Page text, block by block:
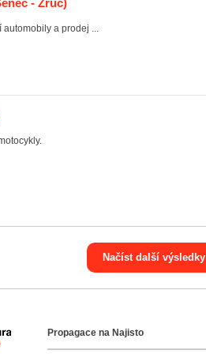
- Zruč)
a prodej ...
Načíst další výsledky
Agentura NajistoPropagace na Najisto